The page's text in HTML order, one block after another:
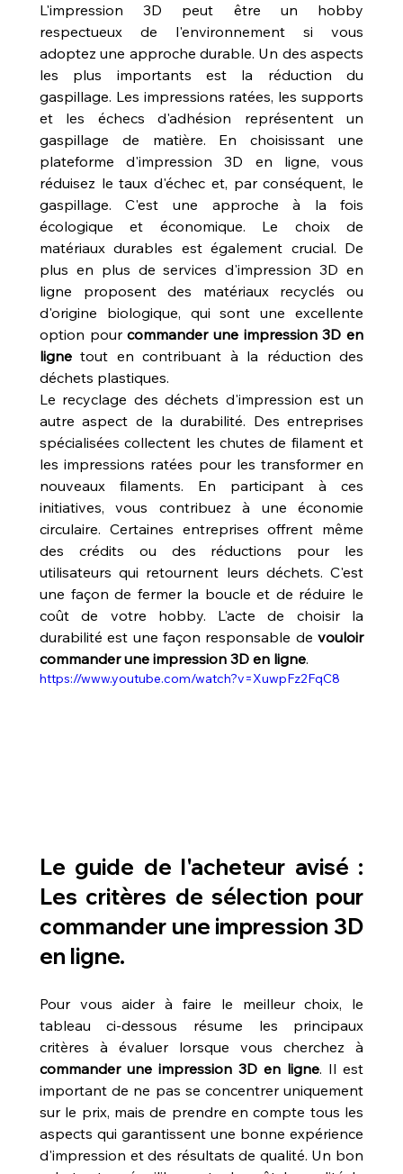
L'impression 3D peut être un hobby
respectueux de l'environnement si vous
adoptez une approche durable. Un des aspects
les plus importants est la réduction du
gaspillage. Les impressions ratées, les supports
et les échecs d'adhésion représentent un
gaspillage de matière. En choisissant une
plateforme d'impression 3D en ligne, vous
réduisez le taux d'échec et, par conséquent, le
gaspillage. C'est une approche à la fois
écologique et économique. Le choix de
matériaux durables est également crucial. De
plus en plus de services d'impression 3D en
ligne proposent des matériaux recyclés ou
d'origine biologique, qui sont une excellente
option pour commander une impression 3D en
ligne tout en contribuant à la réduction des
déchets plastiques.
Le recyclage des déchets d'impression est un
autre aspect de la durabilité. Des entreprises
spécialisées collectent les chutes de filament et
les impressions ratées pour les transformer en
nouveaux filaments. En participant à ces
initiatives, vous contribuez à une économie
circulaire. Certaines entreprises offrent même
des crédits ou des réductions pour les
utilisateurs qui retournent leurs déchets. C'est
une façon de fermer la boucle et de réduire le
coût de votre hobby. L'acte de choisir la
durabilité est une façon responsable de vouloir
commander une impression 3D en ligne.
https://www.youtube.com/watch?v=XuwpFz2FqC8
Le guide de l'acheteur avisé :
Les critères de sélection pour
commander une impression 3D
en ligne.
Pour vous aider à faire le meilleur choix, le
tableau ci-dessous résume les principaux
commander une impression 3D en ligne. Il est
important de ne pas se concentrer uniquement
sur le prix, mais de prendre en compte tous les
aspects qui garantissent une bonne expérience
d'impression et des résultats de qualité. Un bon